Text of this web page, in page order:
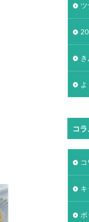
コラ